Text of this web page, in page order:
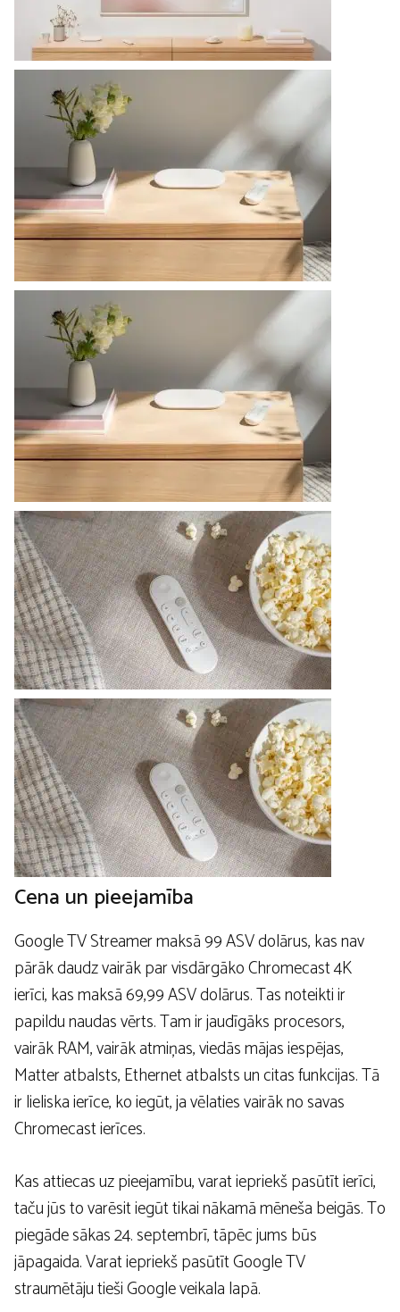
Cena un pieejamība
Google TV Streamer maksā 99 ASV dolārus, kas nav
pārāk daudz vairāk par visdārgāko Chromecast 4K
ierīci, kas maksā 69,99 ASV dolārus. Tas noteikti ir
papildu naudas vērts. Tam ir jaudīgāks procesors,
vairāk RAM, vairāk atmiņas, viedās mājas iespējas,
Matter atbalsts, Ethernet atbalsts un citas funkcijas. Tā
ir lieliska ierīce, ko iegūt, ja vēlaties vairāk no savas
Chromecast ierīces.
Kas attiecas uz pieejamību, varat iepriekš pasūtīt ierīci,
taču jūs to varēsit iegūt tikai nākamā mēneša beigās. To
piegāde sākas 24. septembrī, tāpēc jums būs
jāpagaida. Varat iepriekš pasūtīt Google TV
straumētāju tieši Google veikala lapā.